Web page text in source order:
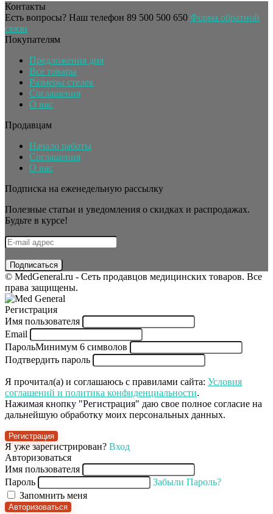
Контакты
Есть вопросы? Наш телефон 89 500 500 650 Форма обратной
связи
Покупателям
Предложения дня
Все товары
Размеры стелек
Соглашения
О нас
Продавцам
Начало работы
Соглашения
О нас
Подписка на еженедельную рассылку
Полезные статьи и уведомления о скидках и распродажах.
Будьте в курсе!
© MedGeneral.ru - Сеть продавцов медицинских товаров. Все
права защищены.
Регистрация
Имя пользователя
Email
ПарольМинимум 6 символов
Подтвердить пароль
Я прочитал(а) и соглашаюсь с правилами сайта: Условия
соглашений и политика конфиденциальности.
Нажимая кнопку "Регистрация" даю свое полное согласие на
дальнейшую обработку моих персональных данных.
Регистрация
Я уже зарегистрирован? Вход
Авторизоваться
Имя пользователя
Пароль
Забыли Пароль?
Запомнить меня
Авторизоваться